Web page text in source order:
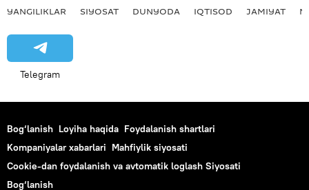
YANGILIKLAR SIYOSAT DUNYODA IQTISOD JAMIYAT
Telegram
Bog‘lanish Loyiha haqida Foydalanish shartlari
Kompaniyalar xabarlari Mahfiylik siyosati
Cookie-dan foydalanish va avtomatik loglash Siyosati
Bog‘lanish